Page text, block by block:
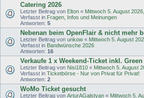
Catering 2026
Letzter Beitrag von Elton « Mittwoch 5. August
Verfasst in Fragen, Infos und Meinungen
Antworten: 5
Nebenan beim OpenFlair & nicht mehr
Letzter Beitrag von unkow « Mittwoch 5. August
Verfasst in Bandwünsche 2026
Antworten: 16
Verkaufe 1 x Weekend-Ticket inkl.
Letzter Beitrag von Nisi1810 « Mittwoch 5. August
Verfasst in Ticketbörse - Nur von Privat für Privat!
Antworten: 2
WoMo Ticket gesucht
Letzter Beitrag von ArturAGalstyan « Mittwoch 5.